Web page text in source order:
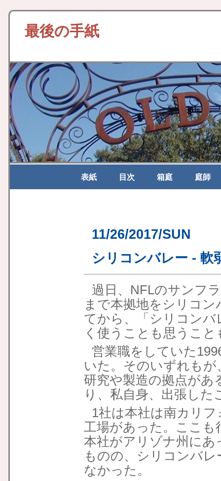
最後の手紙
表紙 目次 箱庭 庭師
11/26/2017/SUN
シリコンバレー - 軟
過日、NFLのサンフ
まで本拠地をシリコ
てから、「シリコン
く使うことも思うこ
営業職をしていた
いた。そのいずれも
研究や製造の拠点があ
り、私自身、出張した
1社は本社は南カリ
工場があった。ここも
本社がアリゾナ州にあ
ものの、シリコンバ
なかった。